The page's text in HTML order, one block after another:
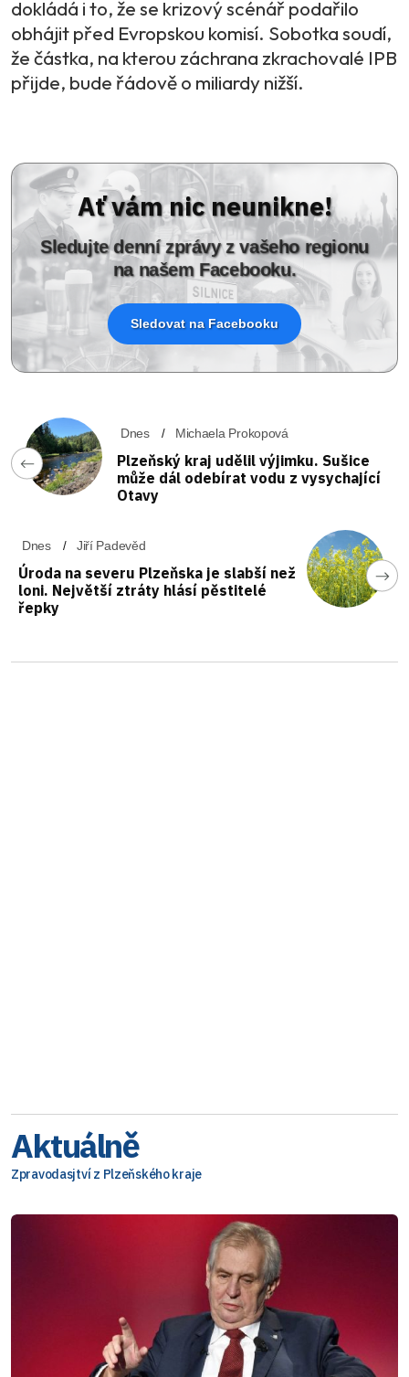
dokládá i to, že se krizový scénář podařilo
obhájit před Evropskou komisí. Sobotka soudí,
že částka, na kterou záchrana zkrachovalé IPB
přijde, bude řádově o miliardy nižší.
Ať vám nic neunikne!
Sledujte denní zprávy z vašeho regionu
na našem Facebooku.
Sledovat na Facebooku
Dnes Michaela Prokopová
Plzeňský kraj udělil výjimku. Sušice
může dál odebírat vodu z vysychající
Otavy
Dnes Jiří Padevěd
Úroda na severu Plzeňska je slabší než
loni. Největší ztráty hlásí pěstitelé
řepky
Aktuálně
Zpravodasjtví z Plzeňského kraje